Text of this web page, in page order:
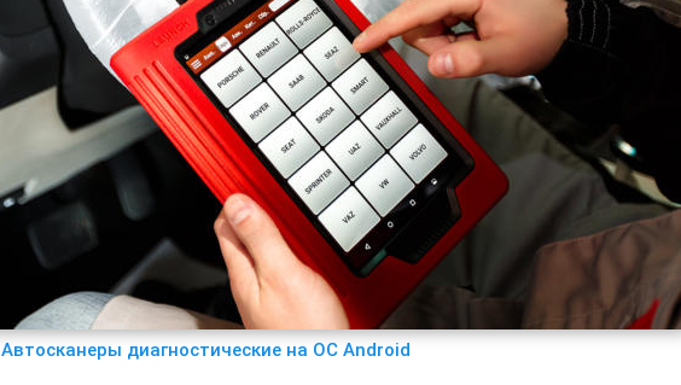
Автосканеры диагностические на ОС Android